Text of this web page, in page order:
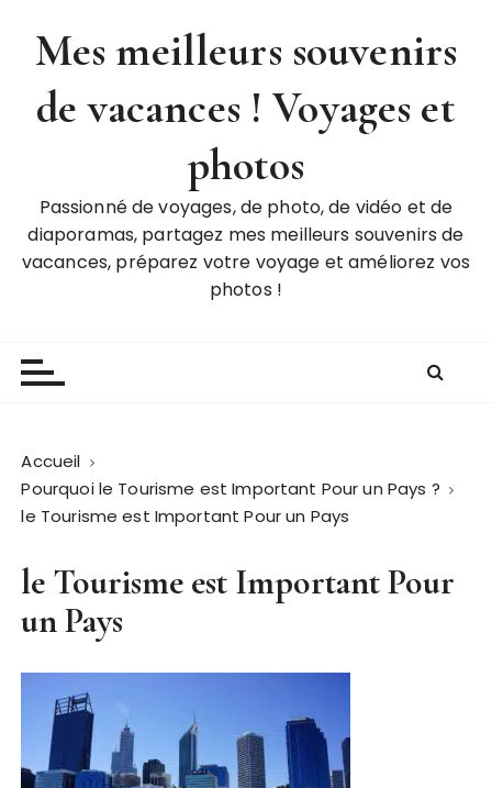
Mes meilleurs souvenirs
de vacances ! Voyages et
photos
Passionné de voyages, de photo, de vidéo et de
diaporamas, partagez mes meilleurs souvenirs de
vacances, préparez votre voyage et améliorez vos
photos !
Accueil
Pourquoi le Tourisme est Important Pour un Pays ?
le Tourisme est Important Pour un Pays
le Tourisme est Important Pour
un Pays